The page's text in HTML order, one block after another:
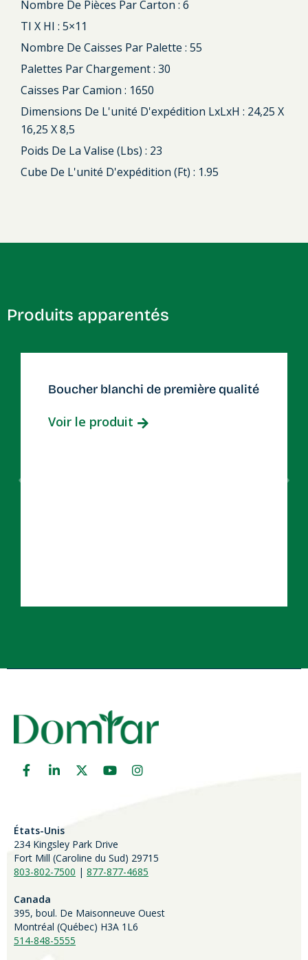
Nombre De Pièces Par Carton : 6
TI X HI : 5×11
Nombre De Caisses Par Palette : 55
Palettes Par Chargement : 30
Caisses Par Camion : 1650
Dimensions De L'unité D'expédition LxLxH : 24,25 X
16,25 X 8,5
Poids De La Valise (lbs) : 23
Cube De L'unité D'expédition (ft) : 1.95
Produits apparentés
Boucher blanchi de première qualité
Voir le produit
États-Unis
234 Kingsley Park Drive
Fort Mill (Caroline du Sud) 29715
803-802-7500 | 877-877-4685
Canada
395, boul. De Maisonneuve Ouest
Montréal (Québec) H3A 1L6
514-848-5555